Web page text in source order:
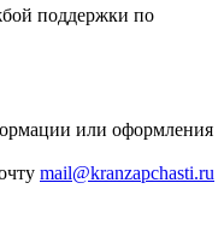
поддержки по
или оформления
mail@kranzapchasti.ru